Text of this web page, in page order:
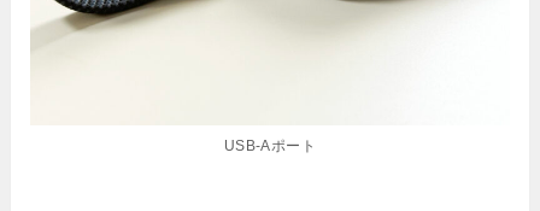
USB-Aポート